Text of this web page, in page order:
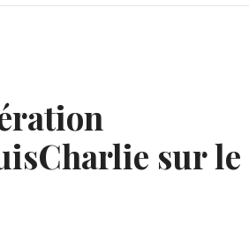
sur le